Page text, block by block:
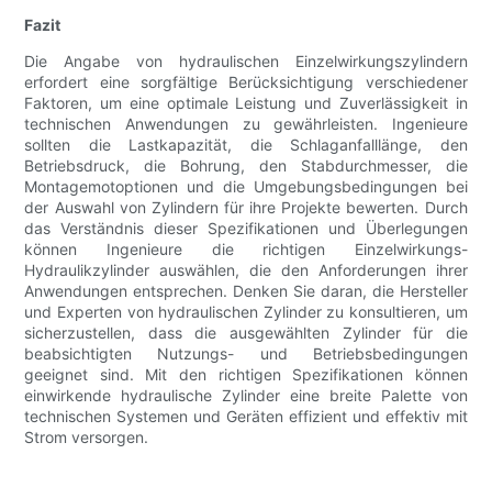
Fazit
Die Angabe von hydraulischen Einzelwirkungszylindern
erfordert eine sorgfältige Berücksichtigung verschiedener
Faktoren, um eine optimale Leistung und Zuverlässigkeit in
technischen Anwendungen zu gewährleisten. Ingenieure
sollten die Lastkapazität, die Schlaganfalllänge, den
Betriebsdruck, die Bohrung, den Stabdurchmesser, die
Montagemotoptionen und die Umgebungsbedingungen bei
der Auswahl von Zylindern für ihre Projekte bewerten. Durch
das Verständnis dieser Spezifikationen und Überlegungen
können Ingenieure die richtigen Einzelwirkungs-
Hydraulikzylinder auswählen, die den Anforderungen ihrer
Anwendungen entsprechen. Denken Sie daran, die Hersteller
und Experten von hydraulischen Zylinder zu konsultieren, um
sicherzustellen, dass die ausgewählten Zylinder für die
beabsichtigten Nutzungs- und Betriebsbedingungen
geeignet sind. Mit den richtigen Spezifikationen können
einwirkende hydraulische Zylinder eine breite Palette von
technischen Systemen und Geräten effizient und effektiv mit
Strom versorgen.